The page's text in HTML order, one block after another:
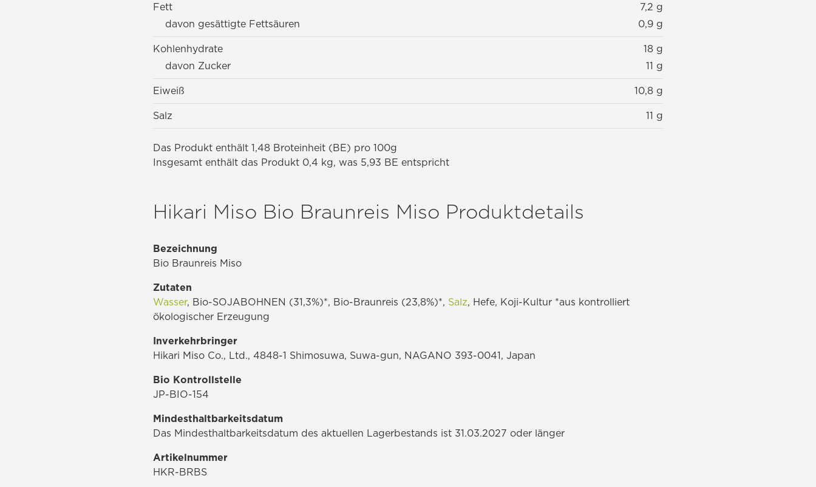
Fett
7,2 g
davon gesättigte Fettsäuren
0,9 g
Kohlenhydrate
18 g
davon Zucker
11 g
Eiweiß 10,8 g
Salz 11 g
Das Produkt enthält 1,48 Broteinheit (BE) pro 100g
Insgesamt enthält das Produkt 0,4 kg, was 5,93 BE entspricht
Hikari Miso Bio Braunreis Miso Produktdetails
Bezeichnung
Bio Braunreis Miso
Zutaten
Wasser, Bio-SOJABOHNEN (31,3%)*, Bio-Braunreis (23,8%)*, Salz, Hefe, Koji-Kultur *aus kontrolliert
ökologischer Erzeugung
Inverkehrbringer
Hikari Miso Co., Ltd., 4848-1 Shimosuwa, Suwa-gun, NAGANO 393-0041, Japan
Bio Kontrollstelle
JP-BIO-154
Mindesthaltbarkeitsdatum
Das Mindesthaltbarkeitsdatum des aktuellen Lagerbestands ist 31.03.2027 oder länger
Artikelnummer
HKR-BRBS